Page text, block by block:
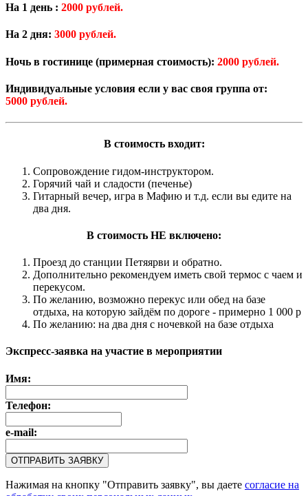
На 1 день : 2000 рублей.
На 2 дня: 3000 рублей.
Ночь в гостинице (примерная стоимость): 2000 рублей.
Индивидуальные условия если у вас своя группа от:
5000 рублей.
В стоимость входит:
Сопровождение гидом-инструктором.
Горячий чай и сладости (печенье)
Гитарный вечер, игра в Мафию и т.д. если вы едите на
два дня.
В стоимость НЕ включено:
Проезд до станции Петяярви и обратно.
Дополнительно рекомендуем иметь свой термос с чаем и
перекусом.
По желанию, возможно перекус или обед на базе
отдыха, на которую зайдём по дороге - примерно 1 000 р
По желанию: на два дня с ночевкой на базе отдыха
Экспресс-заявка на участие в мероприятии
Имя:
Телефон:
e-mail:
Нажимая на кнопку "Отправить заявку", вы даете согласие на